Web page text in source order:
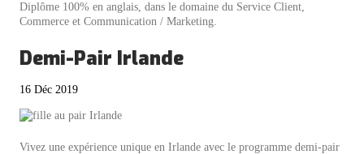
Diplôme 100% en anglais, dans le domaine du Service Client,
Commerce et Communication / Marketing.
Demi-Pair Irlande
16 Déc 2019
Vivez une expérience unique en Irlande avec le programme demi-pair